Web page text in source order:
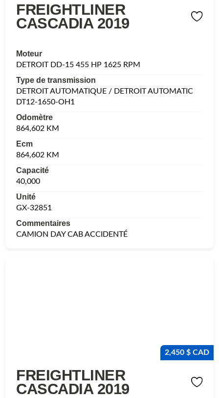
FREIGHTLINER
CASCADIA 2019
Moteur
DETROIT DD-15 455 HP 1625 RPM
Type de transmission
DETROIT AUTOMATIQUE / DETROIT AUTOMATIC
DT12-1650-OH1
Odomètre
864,602 KM
Ecm
864,602 KM
Capacité
40,000
Unité
GX-32851
Commentaires
CAMION DAY CAB ACCIDENTÉ
2,450 $ CAD
FREIGHTLINER
CASCADIA 2019